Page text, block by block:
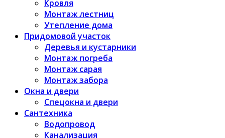
Кровля
Монтаж лестниц
Утепление дома
Придомовой участок
Деревья и кустарники
Монтаж погреба
Монтаж сарая
Монтаж забора
Окна и двери
Спецокна и двери
Сантехника
Водопровод
Канализация